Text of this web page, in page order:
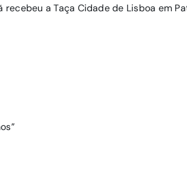
a Taça Cidade de Lisboa em